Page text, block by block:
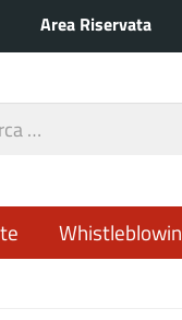
Area Riservata